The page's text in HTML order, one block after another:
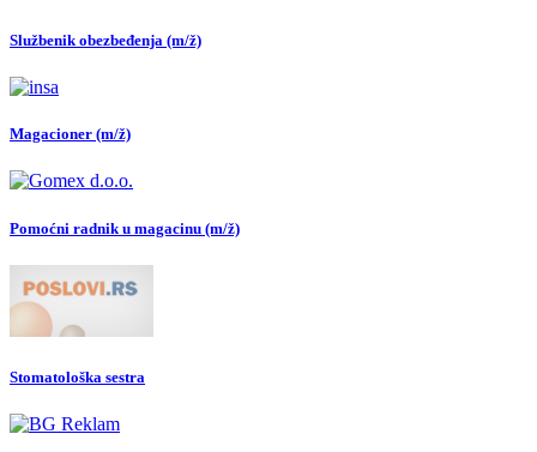
Službenik obezbeđenja (m/ž)
Magacioner (m/ž)
Pomoćni radnik u magacinu (m/ž)
Stomatološka sestra